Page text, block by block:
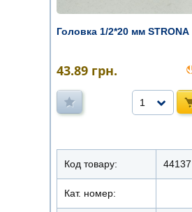
Головка 1/2*20 мм STRONA
43.89 грн.
1
Код товару: 44137
Кат. номер: